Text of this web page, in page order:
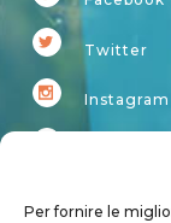
Per fornire le
Twitter
Instagram